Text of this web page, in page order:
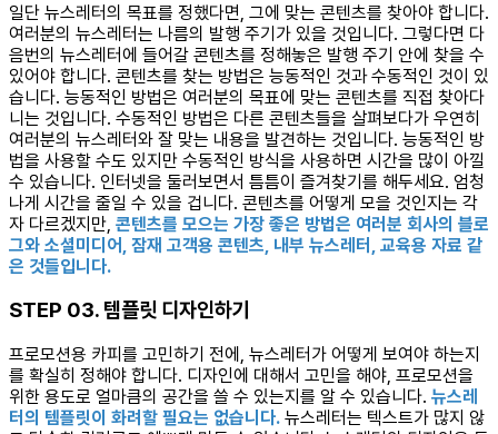
일단 뉴스레터의 목표를 정했다면, 그에 맞는 콘텐츠를 찾아야 합니다.
여러분의 뉴스레터는 나름의 발행 주기가 있을 것입니다. 그렇다면 다
음번의 뉴스레터에 들어갈 콘텐츠를 정해놓은 발행 주기 안에 찾을 수
있어야 합니다. 콘텐츠를 찾는 방법은 능동적인 것과 수동적인 것이 있
습니다. 능동적인 방법은 여러분의 목표에 맞는 콘텐츠를 직접 찾아다
니는 것입니다. 수동적인 방법은 다른 콘텐츠들을 살펴보다가 우연히
여러분의 뉴스레터와 잘 맞는 내용을 발견하는 것입니다. 능동적인 방
법을 사용할 수도 있지만 수동적인 방식을 사용하면 시간을 많이 아낄
수 있습니다. 인터넷을 둘러보면서 틈틈이 즐겨찾기를 해두세요. 엄청
나게 시간을 줄일 수 있을 겁니다. 콘텐츠를 어떻게 모을 것인지는 각
자 다르겠지만, 콘텐츠를 모으는 가장 좋은 방법은 여러분 회사의 블로
그와 소셜미디어, 잠재 고객용 콘텐츠, 내부 뉴스레터, 교육용 자료 같
은 것들입니다.
STEP 03. 템플릿 디자인하기
프로모션용 카피를 고민하기 전에, 뉴스레터가 어떻게 보여야 하는지
를 확실히 정해야 합니다. 디자인에 대해서 고민을 해야, 프로모션을
위한 용도로 얼마큼의 공간을 쓸 수 있는지를 알 수 있습니다. 뉴스레
터의 템플릿이 화려할 필요는 없습니다. 뉴스레터는 텍스트가 많지 않